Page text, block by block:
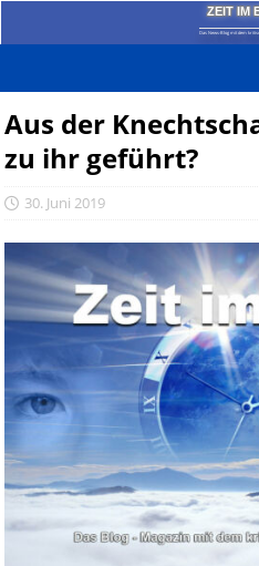
ZEIT IM
Das News-Blog mit dem
Aus der
zu ihr geführt?
30. Juni 2019